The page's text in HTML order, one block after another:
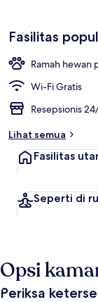
Fasilitas
Ramah hewan
Wi-Fi Gratis
Resepsionis
Lihat semua
Fasilitas
Seperti di
Opsi
Periksa